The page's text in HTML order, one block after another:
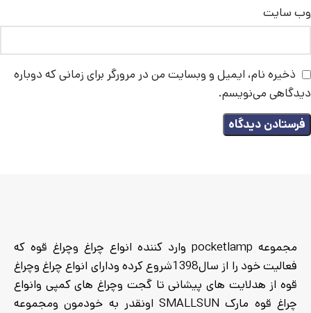
وب‌ سایت
ذخیره نام، ایمیل و وبسایت من در مرورگر برای زمانی که دوباره
دیدگاهی می‌نویسم.
مجموعه pocketlamp وارد کننده انواع چراغ وچراغ قوه که
فعالیت خود را از سال1398شروع کرده ودارای انواع چراغ وچراغ
قوه از هدلایت های پیشانی تا گجت وچراغ های کمپی وانواع
چراغ قوه مارک SMALLSUN اونقدر به خودمون ومجموعه